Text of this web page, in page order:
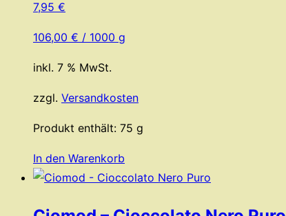
7,95 €
106,00 € / 1000 g
inkl. 7 % MwSt.
zzgl. Versandkosten
Produkt enthält: 75 g
In den Warenkorb